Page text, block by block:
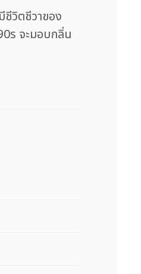
วิตชีวาของ
จะมอบกลิ่น